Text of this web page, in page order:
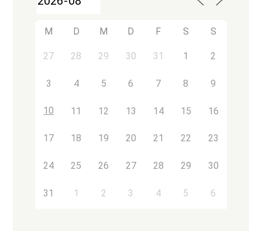
M D M D F S S
27 28 29 30 31 1 2
3 4 5 6 7 8 9
10 11 12 13 14 15 16
17 18 19 20 21 22 23
24 25 26 27 28 29 30
31 1 2 3 4 5 6